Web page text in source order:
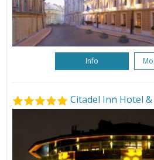
Info
Citadel Inn Hotel